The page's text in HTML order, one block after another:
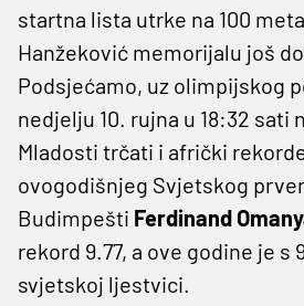
startna lista utrke na 100
Hanžeković memorijalu još
Podsjećamo, uz olimpijskog
nedjelju 10. rujna u 18:32 sati
Mladosti trčati i afrički
ovogodišnjeg Svjetskog
Budimpešti Ferdinand
rekord 9.77, a ove godine je s
svjetskoj ljestvici.